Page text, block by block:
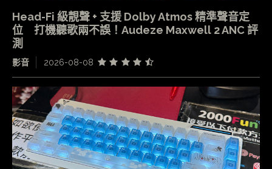
Head-Fi 級靚聲 + 支援 Dolby Atmos 精準聲音定
位 打機聽歌兩不誤！Audeze Maxwell 2 ANC 評
測
影音 2026-08-08